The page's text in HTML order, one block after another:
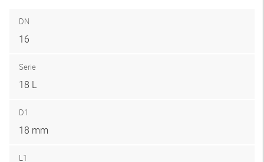
DN
16
Serie
18 L
D1
18 mm
L1